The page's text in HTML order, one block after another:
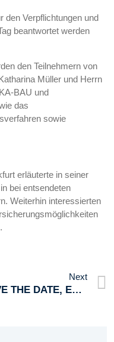
den Verpflichtungen und
beantwortet werden
den Teilnehmern von
Müller und Herrn
BAU und
das
sowie
erläuterte in seiner
bei entsendeten
Weiterhin interessierten
Next
SAVE THE DATE, Empfang Der Deutsch-Kroatischen Wirtschaft, Mainz, 29.05.2018